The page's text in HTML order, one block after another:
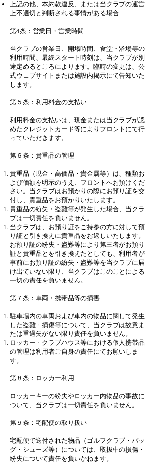
上記の他、本約款違反、または当クラブの運営
上不適切と判断される事情がある場合
第4条：営業日・営業時間
当クラブの営業日、開場時間、食堂・浴場等の
利用時間、最終スタート時刻は、当クラブが別
途定めるところによります。臨時の変更は、公
式ウェブサイトまたは施設内掲示にて告知いた
します。
第５条：利用料金の支払い
利用料金の支払いは、現金または当クラブが認
めたクレジットカード等によりフロントにて行
っていただきます。
第６条：貴重品の管理
貴重品（現金・高価品・貴金属等）は、種類お
よび価額を明示のうえ、フロントへお預けくだ
さい。当クラブはお預かりの際にお預り証を交
付し、貴重品をお預かりいたします。
貴重品の紛失・盗難等が発生した場合、当クラ
ブは一切責任を負いません。
当クラブは、お預り証をご持参の方に対して預
り証と引き換えに貴重品をお返しいたします。
お預り証の紛失・盗難等により第三者がお預り
証と貴重品とを引き換えたとしても、利用者が
事前にお預り証の紛失・盗難等を当クラブに届
け出ていない限り、当クラブはこのことによる
一切の責任を負いません。
第７条：車両・携帯品等の損害
駐車場内の車両および車内の物品に関して発生
した盗難・損傷等について、当クラブは故意ま
たは重過失がない限り責任を負いません。
ロッカー・クラブハウス等における個人携帯品
の管理は利用者ご自身の責任にてお願いしま
す。
第８条：ロッカー利用
ロッカーキーの紛失やロッカー内物品の事故に
ついて、当クラブは一切責任を負いません。
第９条：宅配便の取り扱い
宅配便で送付された物品（ゴルフクラブ・バッ
グ・シューズ等）については、取扱中の損傷・
紛失について責任を負いかねます。